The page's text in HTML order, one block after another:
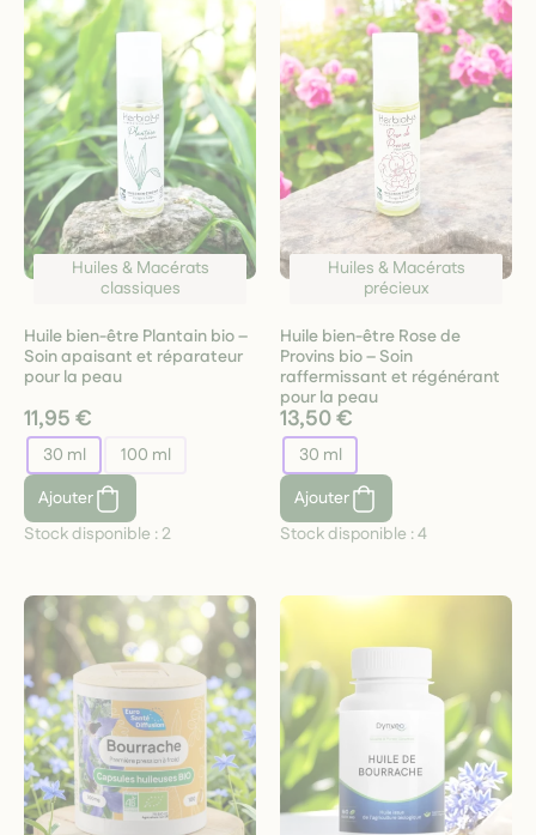
Huiles & Macérats
classiques
Huile bien-être Plantain bio –
Soin apaisant et réparateur
pour la peau
11,95 €
30 ml
100 ml
Ajouter
Stock disponible : 2
Huiles & Macérats
précieux
Huile bien-être Rose de
Provins bio – Soin
raffermissant et régénérant
pour la peau
13,50 €
30 ml
Ajouter
Stock disponible :4